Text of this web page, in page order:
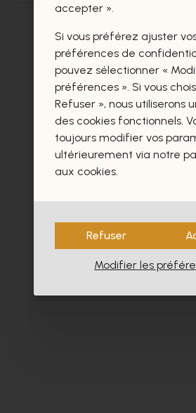
Ces produits vous
certainement
- 60%
accepter ».
Si vous préférez ajuster
préférences de
pouvez sélectionner «
préférences ». Si vous
Refuser », nous utiliserons
des cookies fonctionnels.
toujours modifier vos
ultérieurement via notre
aux cookies.
Refuser
Modifier les